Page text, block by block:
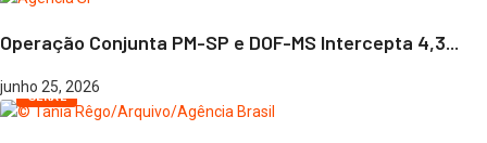
Operação Conjunta PM-SP e DOF-MS Intercepta 4,3...
junho 25, 2026
GERAL